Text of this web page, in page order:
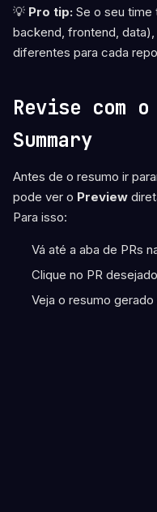
💡 Pro tip: Se o seu time
backend, frontend,
diferentes para cada
Revise com
Summary
Antes de o resumo ir
pode ver o Preview
Para isso:
Vá até a aba de PRs
Clique no PR desejado
Veja o resumo